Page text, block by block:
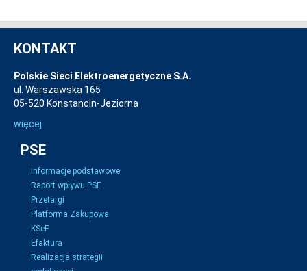
KONTAKT
Polskie Sieci Elektroenergetyczne S.A.
ul. Warszawska 165
05-520 Konstancin-Jeziorna
więcej
PSE
Informacje podstawowe
Raport wpływu PSE
Przetargi
Platforma Zakupowa
KSeF
Efaktura
Realizacja strategii